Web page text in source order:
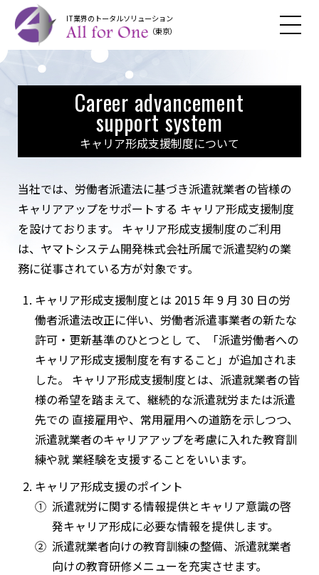
IT業界のトータルソリューション
（東京）
Career advancement
support system
キャリア形成支援制度について
当社では、労働者派遣法に基づき派遣就業者の皆様の
キャリアアップをサポートする キャリア形成支援制度
を設けております。 キャリア形成支援制度のご利用
は、ヤマトシステム開発株式会社所属で派遣契約の業
務に従事されている方が対象です。
キャリア形成支援制度とは 2015 年 9 月 30 日の労
働者派遣法改正に伴い、労働者派遣事業者の新たな
許可・更新基準のひとつとし て、「派遣労働者への
キャリア形成支援制度を有すること」が追加されま
した。 キャリア形成支援制度とは、派遣就業者の皆
様の希望を踏まえて、継続的な派遣就労または派遣
先での 直接雇用や、常用雇用への道筋を示しつつ、
派遣就業者のキャリアアップを考慮に入れた教育訓
練や就 業経験を支援することをいいます。
キャリア形成支援のポイント
① 派遣就労に関する情報提供とキャリア意識の啓
発キャリア形成に必要な情報を提供します。
② 派遣就業者向けの教育訓練の整備、派遣就業者
向けの教育研修メニューを充実させます。